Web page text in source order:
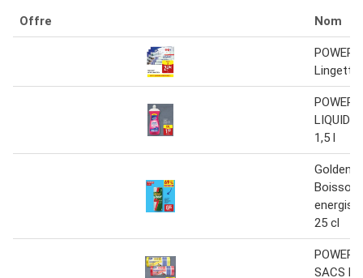
Offre Nom
POWER
POWER
LIQUIDE
1,5 l
Golden
Boisson
25 cl
POWER
SACS